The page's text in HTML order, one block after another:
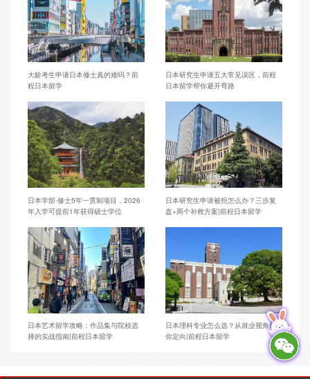
大龄考生申请日本修士真的难吗？前
程日本留学
日本研究生申请五大常见误区，前程
日本留学帮你避开弯路
日本学部·修士5年一贯制项目，2026
年入学可提前1年获得硕士学位
日本研究生申请被拒怎么办？三步复
盘+两个补救方案|前程日本留学
日本艺术留学攻略：作品集与院校选
择的实战指南|前程日本留学
日本理科专业怎么选？从就业视角帮
你定向|前程日本留学